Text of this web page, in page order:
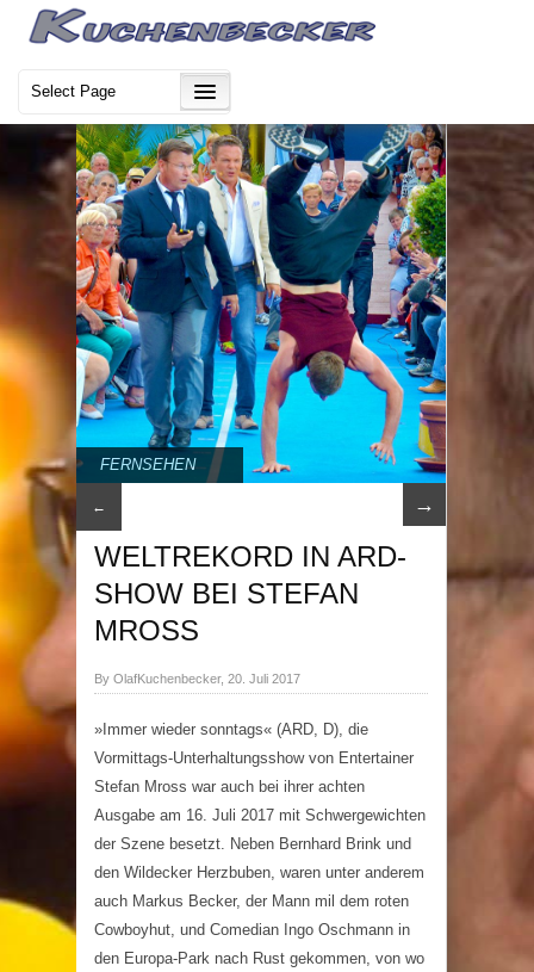
FERNSEHEN
← →
WELTREKORD IN ARD-
SHOW BEI STEFAN
MROSS
By OlafKuchenbecker, 20. Juli 2017
»Immer wieder sonntags« (ARD, D), die
Vormittags-Unterhaltungsshow von Entertainer
Stefan Mross war auch bei ihrer achten
Ausgabe am 16. Juli 2017 mit Schwergewichten
der Szene besetzt. Neben Bernhard Brink und
den Wildecker Herzbuben, waren unter anderem
auch Markus Becker, der Mann mil dem roten
Cowboyhut, und Comedian Ingo Oschmann in
den Europa-Park nach Rust gekommen, von wo